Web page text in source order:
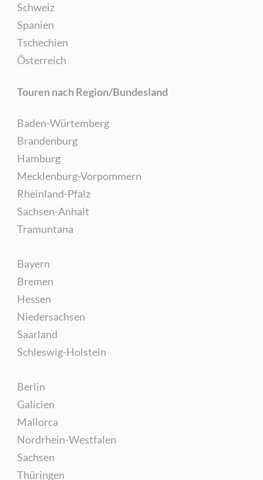
Schweiz
Spanien
Tschechien
Österreich
Touren nach Region/Bundesland
Baden-Würtemberg
Brandenburg
Hamburg
Mecklenburg-Vorpommern
Rheinland-Pfalz
Sachsen-Anhalt
Tramuntana
Bayern
Bremen
Hessen
Niedersachsen
Saarland
Schleswig-Holstein
Berlin
Galicien
Mallorca
Nordrhein-Westfalen
Sachsen
Thüringen